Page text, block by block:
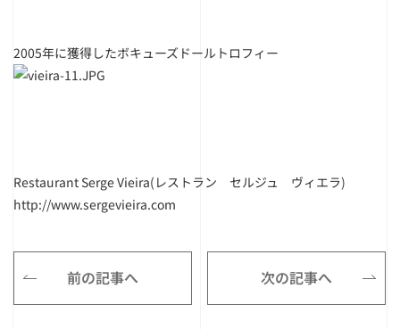
2005年に獲得したボキューズドールトロフィー
Restaurant Serge Vieira(レストラン セルジュ ヴィエラ)
http://www.sergevieira.com
前の記事へ 次の記事へ